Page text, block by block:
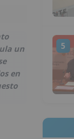
un
en
5